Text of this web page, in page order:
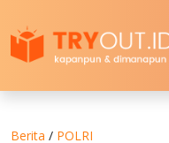
Berita / POLRI